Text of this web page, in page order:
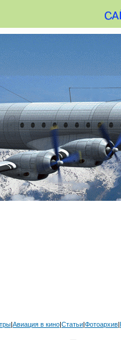
|Авиация в кино|Статьи|Фотоархив|